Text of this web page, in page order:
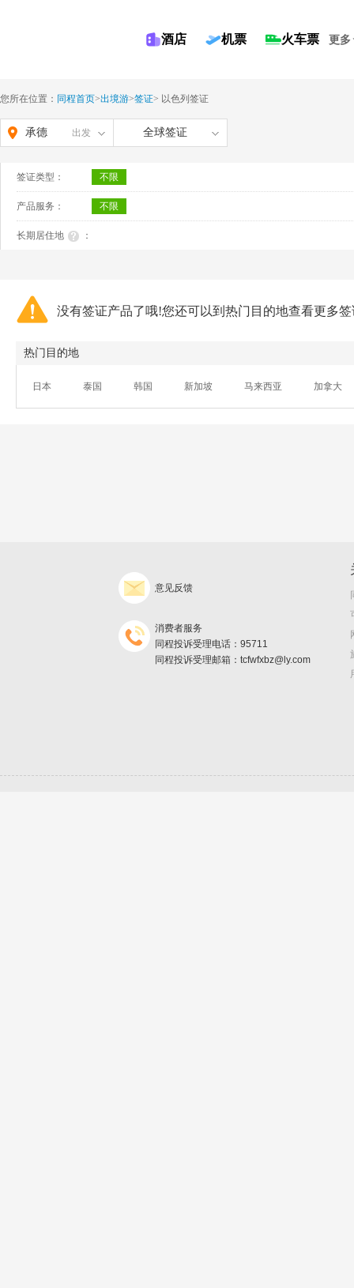
酒店 机票 火车票 更多
您所在位置： 同程首页>出境游>签证> 以色列签证
承德 出发 全球签证
签证类型： 不限
产品服务： 不限
长期居住地 ：
没有签证产品了哦!您还可以到热门目的地查看更多
热门目的地
日本 泰国 韩国 新加坡 马来西亚 加拿大
意见反馈
消费者服务
同程投诉受理电话：95711
同程投诉受理邮箱：tcfwfxbz@ly.com